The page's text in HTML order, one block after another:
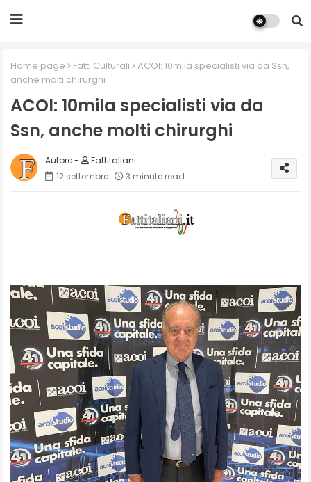
Home page Fatti Culturali
ACOI: 10mila specialisti via da Ssn,
anche molti chirurghi
ACOI: 10mila specialisti via da
Ssn, anche molti chirurghi
Fattitaliani
12 settembre
3 minute read